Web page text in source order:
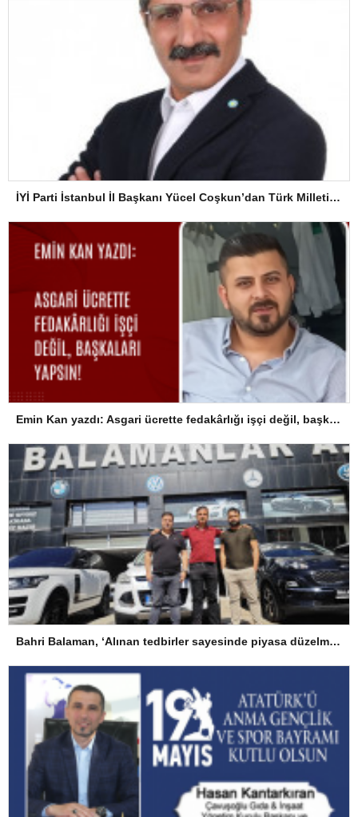
İYİ Parti İstanbul İl Başkanı Yücel Coşkun’dan Türk Milletine Kararlılık Mesajı
Emin Kan yazdı: Asgari ücrette fedakârlığı işçi değil, başkaları yapsın!
Bahri Balaman, ‘Alınan tedbirler sayesinde piyasa düzelme eğiliminde’